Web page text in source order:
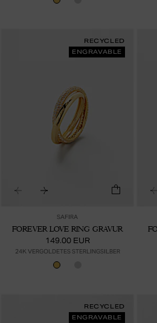
RECYCLED
ENGRAVABLE
SAFIRA
FOREVER LOVE RING GRAVUR
149.00 EUR
24K VERGOLDETES STERLINGSILBER
RECYCLED
ENGRAVABLE